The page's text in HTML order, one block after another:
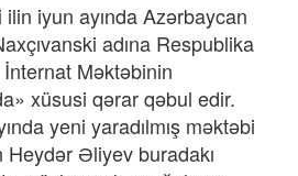
iyun ayında Azərbaycan
adına Respublika
Məktəbinin
xüsusi qərar qəbul edir.
yeni yaradılmış məktəbi
Əliyev buradakı